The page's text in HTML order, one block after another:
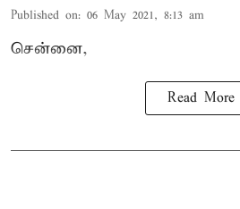
Published on: 06 May 2021, 8:13 am
சென்னை,
Read More